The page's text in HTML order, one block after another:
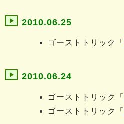
2010.06.25
ゴーストトリック「
2010.06.24
ゴーストトリック「
ゴーストトリック「